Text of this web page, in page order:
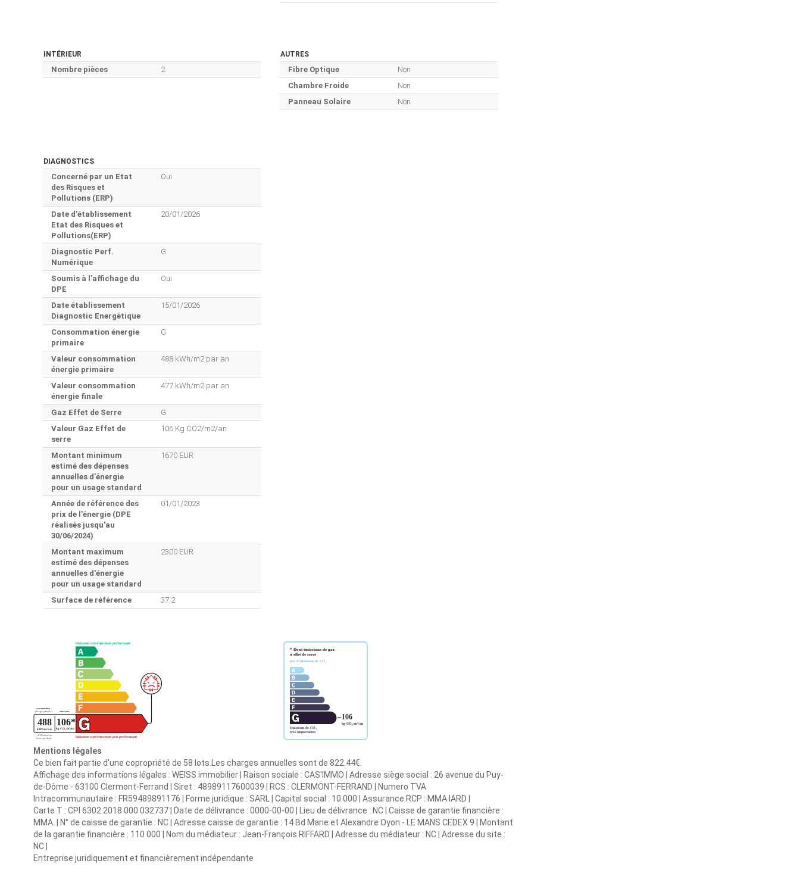
INTÉRIEUR
Nombre pièces 2
AUTRES
Fibre Optique
Non
Chambre Froide
Non
Panneau Solaire
Non
DIAGNOSTICS
Concerné par un Etat
des Risques et
Pollutions (ERP)
Oui
Date d'établissement
Etat des Risques et
Pollutions(ERP)
20/01/2026
Diagnostic Perf.
Numérique
G
Soumis à l'affichage du
DPE
Oui
Date établissement
Diagnostic Energétique
15/01/2026
Consommation énergie
primaire
G
Valeur consommation
énergie primaire
488 kWh/m2 par an
Valeur consommation
énergie finale
477 kWh/m2 par an
Gaz Effet de Serre
G
Valeur Gaz Effet de
serre
106 Kg CO2/m2/an
Montant minimum
estimé des dépenses
annuelles d'énergie
pour un usage standard
1670 EUR
Année de référence des
prix de l'énergie (DPE
réalisés jusqu'au
30/06/2024)
01/01/2023
Montant maximum
estimé des dépenses
annuelles d'énergie
pour un usage standard
2300 EUR
Surface de référence 37.2
Mentions légales
Ce bien fait partie d'une copropriété de 58 lots.Les charges annuelles sont de 822.44€.
Affichage des informations légales : WEISS immobilier | Raison sociale : CAS'IMMO | Adresse siège social : 26 avenue du Puy-
de-Dôme - 63100 Clermont-Ferrand | Siret : 48989117600039 | RCS : CLERMONT-FERRAND | Numero TVA
Intracommunautaire : FR59489891176 | Forme juridique : SARL | Capital social : 10 000 | Assurance RCP : MMA IARD |
Carte T : CPI 6302 2018 000 032737 | Date de délivrance : 0000-00-00 | Lieu de délivrance : NC | Caisse de garantie financière :
MMA. | N° de caisse de garantie : NC | Adresse caisse de garantie : 14 Bd Marie et Alexandre Oyon - LE MANS CEDEX 9 | Montant
de la garantie financière : 110 000 | Nom du médiateur : Jean-François RIFFARD | Adresse du médiateur : NC | Adresse du site :
NC |
Entreprise juridiquement et financièrement indépendante